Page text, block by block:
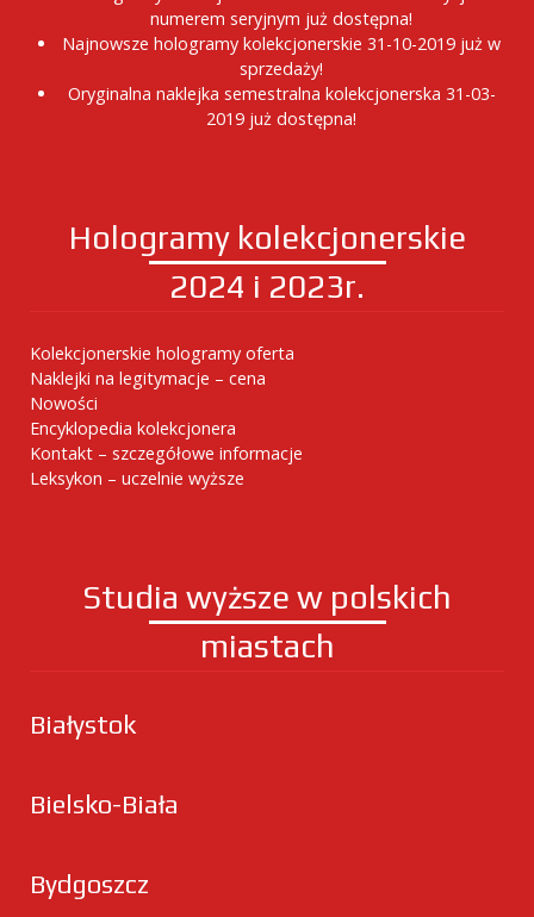
numerem seryjnym już dostępna!
Najnowsze hologramy kolekcjonerskie 31-10-2019 już w
sprzedaży!
Oryginalna naklejka semestralna kolekcjonerska 31-03-
2019 już dostępna!
Hologramy kolekcjonerskie
2024 i 2023r.
Kolekcjonerskie hologramy oferta
Naklejki na legitymacje – cena
Nowości
Encyklopedia kolekcjonera
Kontakt – szczegółowe informacje
Leksykon – uczelnie wyższe
Studia wyższe w polskich
miastach
Białystok
Bielsko-Biała
Bydgoszcz